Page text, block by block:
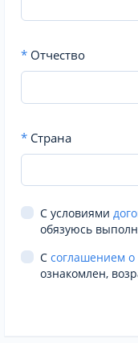
* Отчество
* Страна
С условиями
обязуюсь
С соглашением
ознакомлен,